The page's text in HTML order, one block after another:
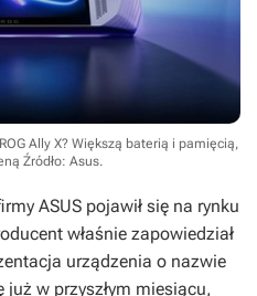
Ally X? Większą baterią i pamięcią,
Źródło: Asus.
ASUS pojawił się na rynku
właśnie zapowiedział
urządzenia o nazwie
już w przyszłym miesiącu,